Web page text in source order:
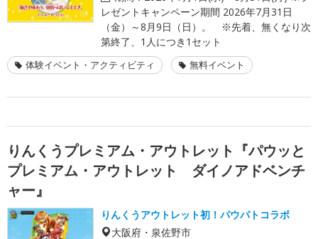
レゼントキャンペーン期間 2026年7月31日
（金）～8月9日（日）。 ※先着、無くなり次
第終了、1人につき1セット
体験イベント・アクティビティ 無料イベント
りんくうプレミアム・アウトレット『パウッと
プレミアム・アウトレット ダイノアドベンチ
ャー』
りんくうアウトレット初！パウパトコラボ
大阪府・泉佐野市